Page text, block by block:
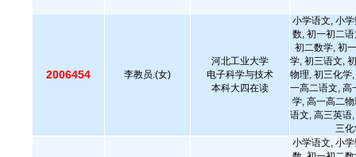
2006454 李教员.(女)
河北工业大学
电子科学与技术
本科大四在读
小学语文, 小
数, 初一初二
初二数学, 初
学, 初三语文,
物理, 初三化学
一高二语文, 高
学, 高一高二
语文, 高三英语
三
小学语文, 小